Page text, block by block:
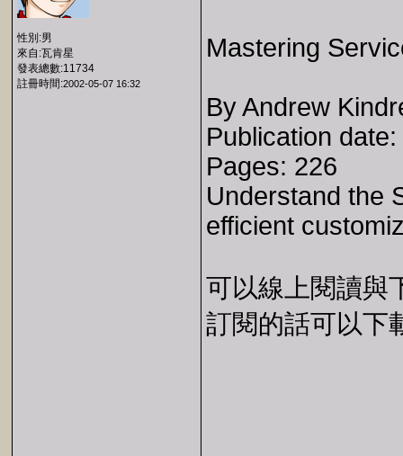
性別:男
來自:瓦肯星
發表總數:11734
註冊時間:2002-05-07 16:32
Mastering
By Andrew
Publication
Pages: 226
Understand the
efficient
可以線上閱讀與
訂閱的話可以下